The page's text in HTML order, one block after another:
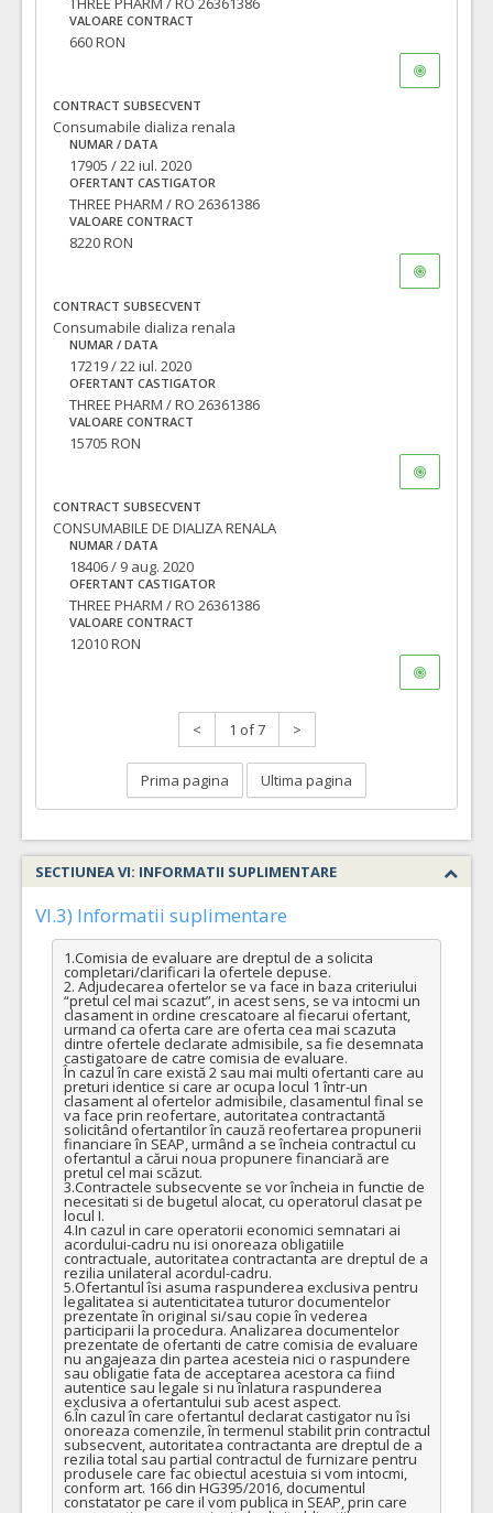
VALOARE CONTRACT
660 RON
CONTRACT SUBSECVENT
Consumabile dializa renala
NUMAR / DATA
17905 / 22 iul. 2020
OFERTANT CASTIGATOR
THREE PHARM / RO 26361386
VALOARE CONTRACT
8220 RON
CONTRACT SUBSECVENT
Consumabile dializa renala
NUMAR / DATA
17219 / 22 iul. 2020
OFERTANT CASTIGATOR
THREE PHARM / RO 26361386
VALOARE CONTRACT
15705 RON
CONTRACT SUBSECVENT
CONSUMABILE DE DIALIZA RENALA
NUMAR / DATA
18406 / 9 aug. 2020
OFERTANT CASTIGATOR
THREE PHARM / RO 26361386
VALOARE CONTRACT
12010 RON
< 1 of 7 >
Prima pagina Ultima pagina
SECTIUNEA VI: INFORMATII SUPLIMENTARE
VI.3) Informatii suplimentare
1.Comisia de evaluare are dreptul de a solicita
completari/clarificari la ofertele depuse.
2. Adjudecarea ofertelor se va face in baza criteriului
“pretul cel mai scazut”, in acest sens, se va intocmi un
clasament in ordine crescatoare al fiecarui ofertant,
urmand ca oferta care are oferta cea mai scazuta
dintre ofertele declarate admisibile, sa fie desemnata
castigatoare de catre comisia de evaluare.
În cazul în care există 2 sau mai multi ofertanti care au
preturi identice si care ar ocupa locul 1 într-un
clasament al ofertelor admisibile, clasamentul final se
va face prin reofertare, autoritatea contractantă
solicitând ofertantilor în cauză reofertarea propunerii
financiare în SEAP, urmând a se încheia contractul cu
ofertantul a cărui noua propunere financiară are
pretul cel mai scăzut.
3.Contractele subsecvente se vor încheia in functie de
necesitati si de bugetul alocat, cu operatorul clasat pe
locul I.
4.In cazul in care operatorii economici semnatari ai
acordului-cadru nu isi onoreaza obligatiile
contractuale, autoritatea contractanta are dreptul de a
rezilia unilateral acordul-cadru.
5.Ofertantul îsi asuma raspunderea exclusiva pentru
legalitatea si autenticitatea tuturor documentelor
prezentate în original si/sau copie în vederea
participarii la procedura. Analizarea documentelor
prezentate de ofertanti de catre comisia de evaluare
nu angajeaza din partea acesteia nici o raspundere
sau obligatie fata de acceptarea acestora ca fiind
autentice sau legale si nu înlatura raspunderea
exclusiva a ofertantului sub acest aspect.
6.În cazul în care ofertantul declarat castigator nu îsi
onoreaza comenzile, în termenul stabilit prin contractul
subsecvent, autoritatea contractanta are dreptul de a
rezilia total sau partial contractul de furnizare pentru
produsele care fac obiectul acestuia si vom intocmi,
conform art. 166 din HG395/2016, documentul
constatator pe care il vom publica in SEAP, prin care